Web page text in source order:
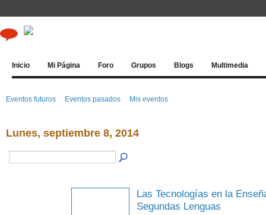
Inicio Mi Página Foro Grupos Blogs Multimedia
Eventos futuros Eventos pasados Mis eventos
Lunes, septiembre 8, 2014
Las Tecnologías en la
Segundas Lenguas